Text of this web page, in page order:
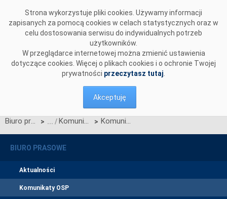
Strona wykorzystuje pliki cookies. Używamy informacji
zapisanych za pomocą cookies w celach statystycznych oraz w
celu dostosowania serwisu do indywidualnych potrzeb
użytkowników.
W przeglądarce internetowej można zmienić ustawienia
dotyczące cookies. Więcej o plikach cookies i o ochronie Twojej
prywatności przeczytasz tutaj
Akceptuję
Biuro prasowe > Komunikaty OSP > Komunikat OSP dotyczący zawieszenia procesu Jednolitego łączenia Rynków Dnia Bieżącego w dniu 10.06.2024.
BIURO PRASOWE
Aktualności
Komunikaty OSP